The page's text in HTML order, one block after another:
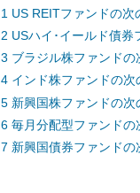
US REITファンドの次
ハイ･イールド債券
ブラジル株ファンドの
ンド株ファンドの次
新興国株ファンドの次
毎月分配型ファンドの
新興国債券ファンドの